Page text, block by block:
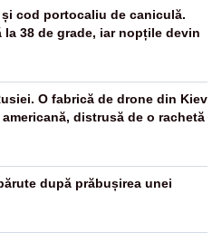
cod portocaliu de caniculă.
la 38 de grade, iar nopțile devin
O fabrică de drone din Kiev
distrusă de o rachetă
după prăbușirea unei